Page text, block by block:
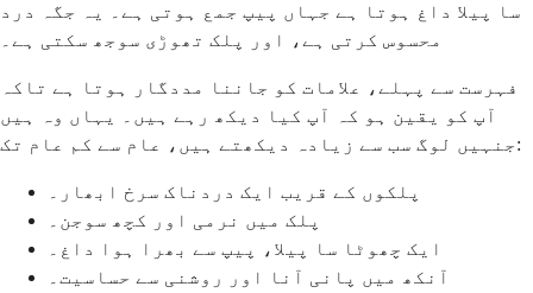
سا پیلا داغ ہوتا ہے جہاں پیپ جمع ہوتی ہے۔ یہ جگہ درد
محسوس کرتی ہے، اور پلک تھوڑی سوجھ سکتی ہے۔
فہرست سے پہلے، علامات کو جاننا مددگار ہوتا ہے تاکہ
آپ کو یقین ہو کہ آپ کیا دیکھ رہے ہیں۔ یہاں وہ ہیں
جنہیں لوگ سب سے زیادہ دیکھتے ہیں، عام سے کم عام تک:
پلکوں کے قریب ایک دردناک سرخ ابھار۔
پلک میں نرمی اور کچھ سوجن۔
ایک چھوٹا سا پیلا، پیپ سے بھرا ہوا داغ۔
آنکھ میں پانی آنا اور روشنی سے حساسیت۔